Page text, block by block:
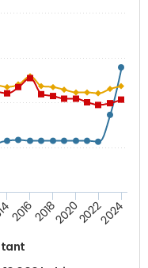
20162018202020222024